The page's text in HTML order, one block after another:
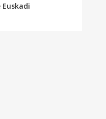
Euskadi